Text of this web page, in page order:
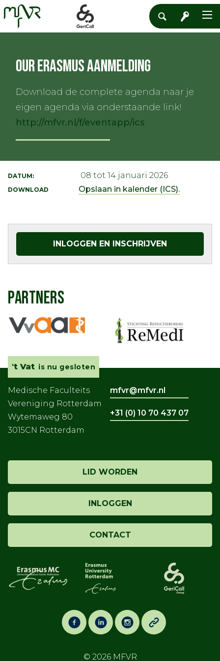
OUR Erasmus aanmelding
Download de complete agenda naar je
eigen agenda via onderstaande link!
http://mfvr.nl/f/eventapp/ics
DATUM: 08 tot 14 januari 2026
DOWNLOAD Opslaan in kalender (ICS).
INLOGGEN EN INSCHRIJVEN
PARTNERS
't Vat is nu gesloten
Medische Faculteits
Vereniging Rotterdam
Wytemaweg 80
3015CN Rotterdam
LID WORDEN
INLOGGEN
CONTACT
mfvr@mfvr.nl
+31 (0) 10 70 437 07
© 2026MFVR